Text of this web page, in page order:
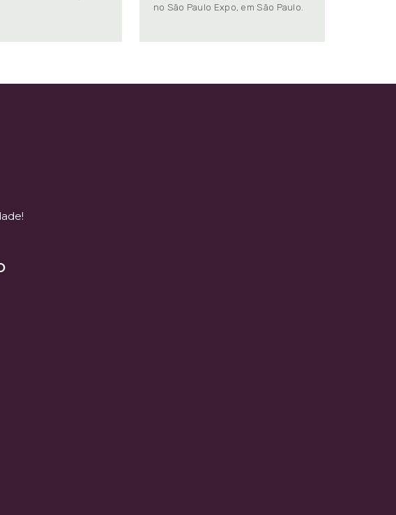
no São Paulo Expo, em São Paulo.